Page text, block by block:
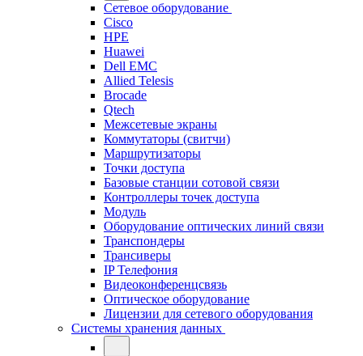
Сетевое оборудование
Cisco
HPE
Huawei
Dell EMC
Allied Telesis
Brocade
Qtech
Межсетевые экраны
Коммутаторы (свитчи)
Маршрутизаторы
Точки доступа
Базовые станции сотовой связи
Контроллеры точек доступа
Модуль
Оборудование оптических линий связи
Транспондеры
Трансиверы
IP Телефония
Видеоконференцсвязь
Оптическое оборудование
Лицензии для сетевого оборудования
Системы хранения данных